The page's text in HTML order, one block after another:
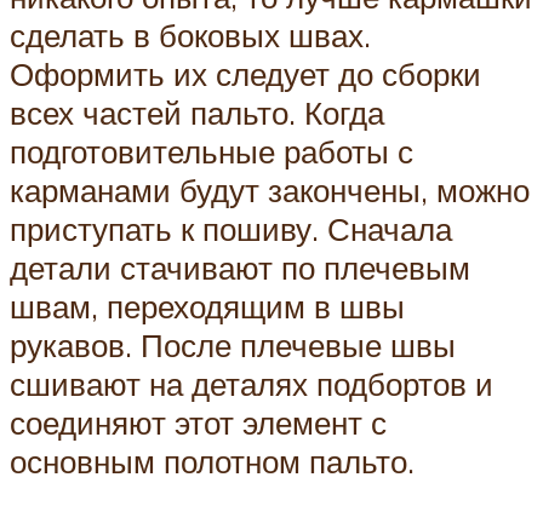
сделать в боковых швах.
Оформить их следует до сборки
всех частей пальто. Когда
подготовительные работы с
карманами будут закончены, можно
приступать к пошиву. Сначала
детали стачивают по плечевым
швам, переходящим в швы
рукавов. После плечевые швы
сшивают на деталях подбортов и
соединяют этот элемент с
основным полотном пальто.